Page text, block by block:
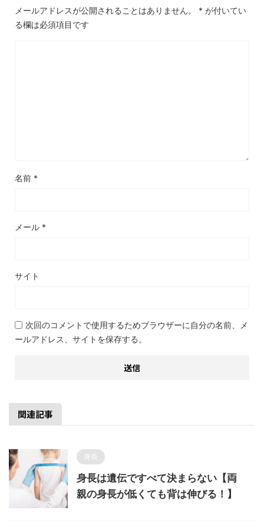
メールアドレスが公開されることはありません。 * が付いてい
る欄は必須項目です
名前 *
メール *
サイト
次回のコメントで使用するためブラウザーに自分の名前、メ
ールアドレス、サイトを保存する。
関連記事
身長
身長は遺伝ですべて決まらない【両
親の身長が低くても背は伸びる！】